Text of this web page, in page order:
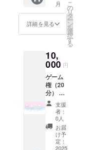
メッ
セージ
入りポ
イン入
りポス
トカー
ド 描き
下ろし
チェキ
オリジ
ナルス
テッ
カー
（8cm
お願い
しま
す） ・
掲載期
間：お
ツイー
ト、配
信のみ
・掲載
方法：
お披露
目ツ
イート
のツ
リー
欄、概
要欄で
月
詳細を見る
こ
の
リ
タ
ー
ン
を
選
択
す
る
10,
000 円
ゲーム
権（20
分） ・
日時：
年内日
程調整
可能 ・
有効期
限：
支援
者：
0人
お届
け予
定：
2025